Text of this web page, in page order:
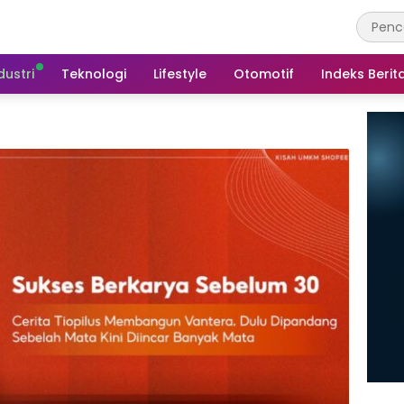
Teknologi Lifestyle Otomotif Indeks